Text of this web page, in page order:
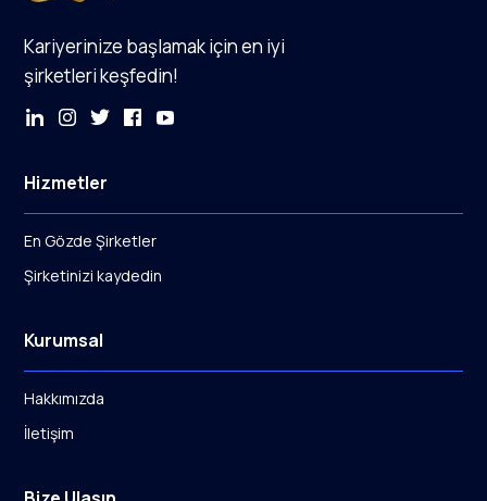
Kariyerinize başlamak için en iyi
şirketleri keşfedin!
Hizmetler
En Gözde Şirketler
Şirketinizi kaydedin
Kurumsal
Hakkımızda
İletişim